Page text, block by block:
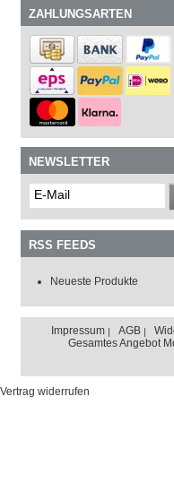
ZAHLUNGSARTEN
NEWSLETTER
RSS FEEDS
Neueste Produkte
Impressum AGB
Gesamtes Angebot
Vertrag widerrufen